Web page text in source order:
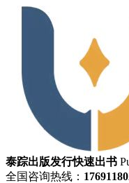
泰踪出版发行快速出书
全国咨询热线：